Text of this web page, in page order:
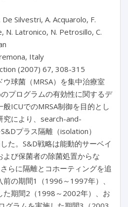
Silvestri, A. Acquarolo, F.
N. Latronico, N. Petrosillo, C.
Italy
(2007) 67, 308-315
ウ球菌（MRSA）を集中治療室
のプログラムの有効性に関するデ
ICUでのMRSA制御を目的とし
究により、search-and-
プラス隔離（isolation）
た。S&D戦略は能動的サーベイ
び保菌者の除菌処置からな
らに隔離とコホーティングを追
の期間1（1996～1997年）、
た期間2（1998～2002年）、お